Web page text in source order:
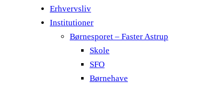
Erhvervsliv
Institutioner
Børnesporet – Faster Astrup
Skole
SFO
Børnehave